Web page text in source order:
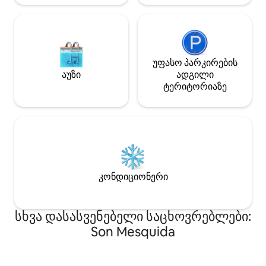
სამზარეულოსა და ჭურჭლის
აუზი
უფასო პარკირების
ადგილი
ტერიტორიაზე
კონდიციონერი
სხვა დასასვენებელი საცხოვრებლები:
Son Mesquida